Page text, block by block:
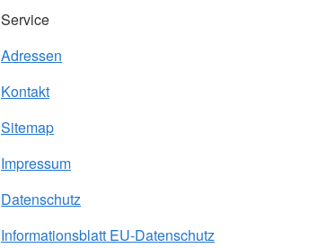
Service
Adressen
Kontakt
Sitemap
Impressum
Datenschutz
Informationsblatt EU-Datenschutz